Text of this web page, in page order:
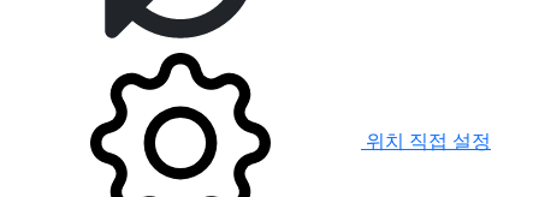
위치 직접 설정